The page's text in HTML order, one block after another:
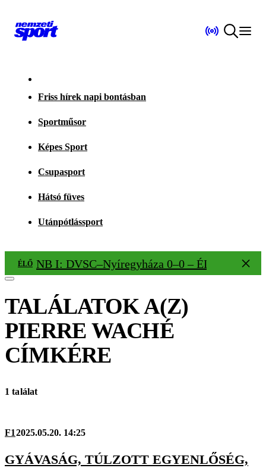
Friss hírek napi bontásban
Sportműsor
Képes Sport
Csupasport
Hátsó füves
Utánpótlássport
ÉLŐ NB I: DVSC–Nyíregyháza 0–0 – ÉLŐ!
TALÁLATOK A(Z)
PIERRE WACHÉ
CÍMKÉRE
1 találat
F12025.05.20. 14:25
GYÁVASÁG, TÚLZOTT EGYENLŐSÉG,